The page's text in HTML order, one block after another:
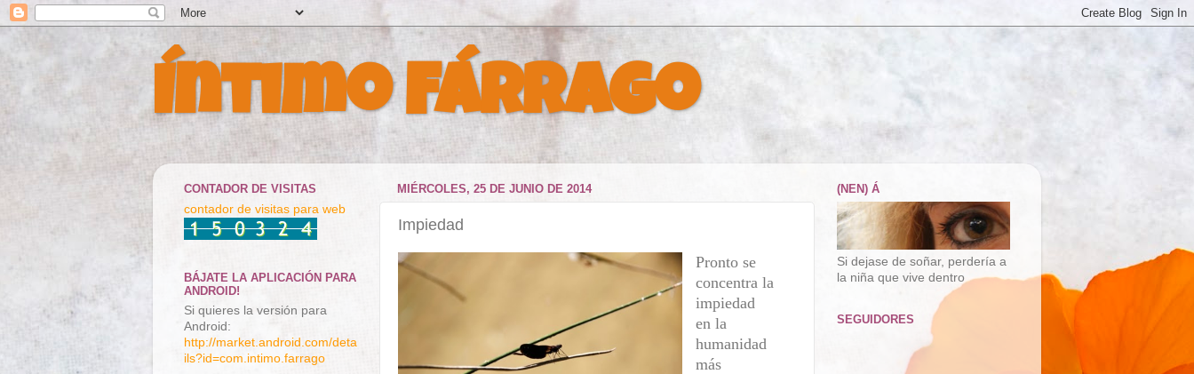
Íntimo Fárrago
MIÉRCOLES, 25 DE JUNIO DE 2014
Impiedad
Pronto se
concentra la
impiedad
en la
humanidad
más
CONTADOR DE VISITAS
contador de visitas para web
BÁJATE LA APLICACIÓN PARA
ANDROID!
Si quieres la versión para
Android:
http://market.android.com/deta
ils?id=com.intimo.farrago
(NEN) Á
Si dejase de soñar, perdería a
la niña que vive dentro
SEGUIDORES